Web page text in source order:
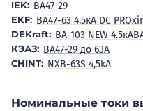
IEK: BA47-29
EKF: ВА47-63 4.5кА DC
DEKraft: ВА-103 NEW 4.5кА
КЭАЗ: ВА47-29 до 63А
CHINT: NXB-63S 4,5kA
Номинальные токи